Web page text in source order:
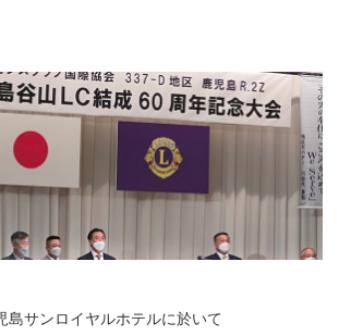
島サンロイヤルホテルに於いて